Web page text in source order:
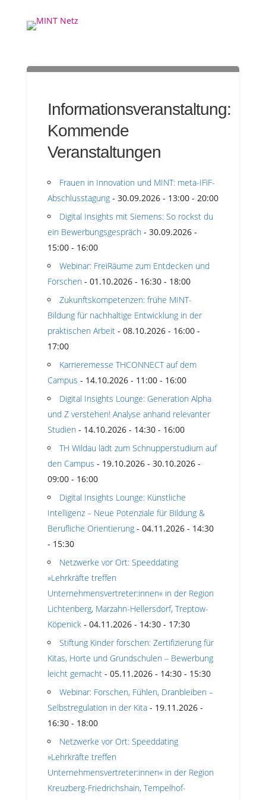
Informationsveranstaltung:
Kommende
Veranstaltungen
Frauen in Innovation und MINT: meta-IFiF-
Abschlusstagung- 30.09.2026 - 13:00 - 20:00
Digital Insights mit Siemens: So rockst du
ein Bewerbungsgespräch- 30.09.2026 -
15:00 - 16:00
Webinar: FreiRäume zum Entdecken und
Forschen- 01.10.2026 - 16:30 - 18:00
Zukunftskompetenzen: frühe MINT-
Bildung für nachhaltige Entwicklung in der
praktischen Arbeit- 08.10.2026 - 16:00 -
17:00
Karrieremesse THCONNECT auf dem
Campus - 14.10.2026 - 11:00 - 16:00
Digital Insights Lounge: Generation Alpha
und Z verstehen! Analyse anhand relevanter
Studien- 14.10.2026 - 14:30 - 16:00
TH Wildau lädt zum Schnupperstudium auf
den Campus - 19.10.2026 - 30.10.2026 -
09:00 - 16:00
Digital Insights Lounge: Künstliche
Intelligenz – Neue Potenziale für Bildung &
Berufliche Orientierung- 04.11.2026 - 14:30
- 15:30
Netzwerke vor Ort: Speeddating
»Lehrkräfte treffen
Unternehmensvertreter:innen« in der Region
Lichtenberg, Marzahn-Hellersdorf, Treptow-
Köpenick- 04.11.2026 - 14:30 - 17:30
Stiftung Kinder forschen: Zertifizierung für
Kitas, Horte und Grundschulen – Bewerbung
leicht gemacht- 05.11.2026 - 14:30 - 15:30
Webinar: Forschen, Fühlen, Dranbleiben –
Selbstregulation in der Kita- 19.11.2026 -
16:30 - 18:00
Netzwerke vor Ort: Speeddating
»Lehrkräfte treffen
Unternehmensvertreter:innen« in der Region
Kreuzberg-Friedrichshain, Tempelhof-